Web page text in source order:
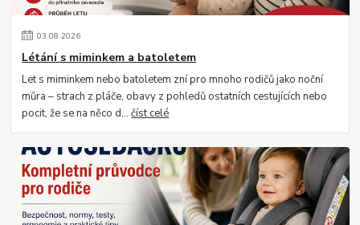
03.08.2026
Létání s miminkem a batoletem
Let s miminkem nebo batoletem zní pro mnoho rodičů jako noční
můra – strach z pláče, obavy z pohledů ostatních cestujících nebo
pocit, že se na něco d...číst celé